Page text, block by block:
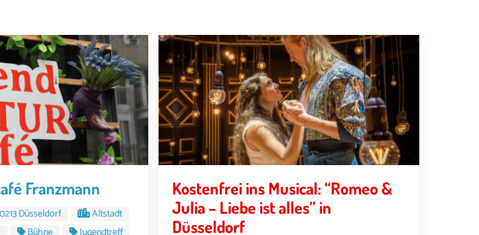
Franzmann
Düsseldorf
Altstadt
Kostenfrei ins Musical: “Romeo &
Julia – Liebe ist alles” in
Düsseldorf